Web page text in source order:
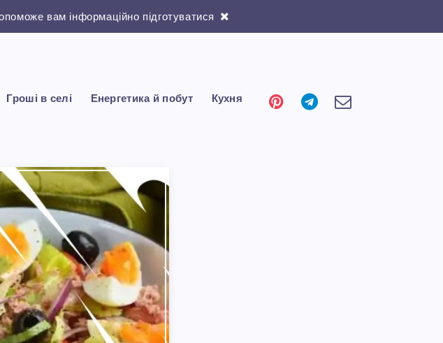
вам інформаційно підготуватися
Гроші в селі Енергетика й побут Кухня